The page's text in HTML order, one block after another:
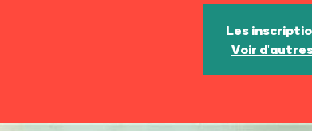
Les
Voir